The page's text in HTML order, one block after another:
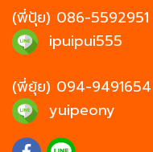
(พี่ปุ้ย) 086-5592951
ipuipui555
(พี่ยุ้ย) 094-9491654
yuipeony